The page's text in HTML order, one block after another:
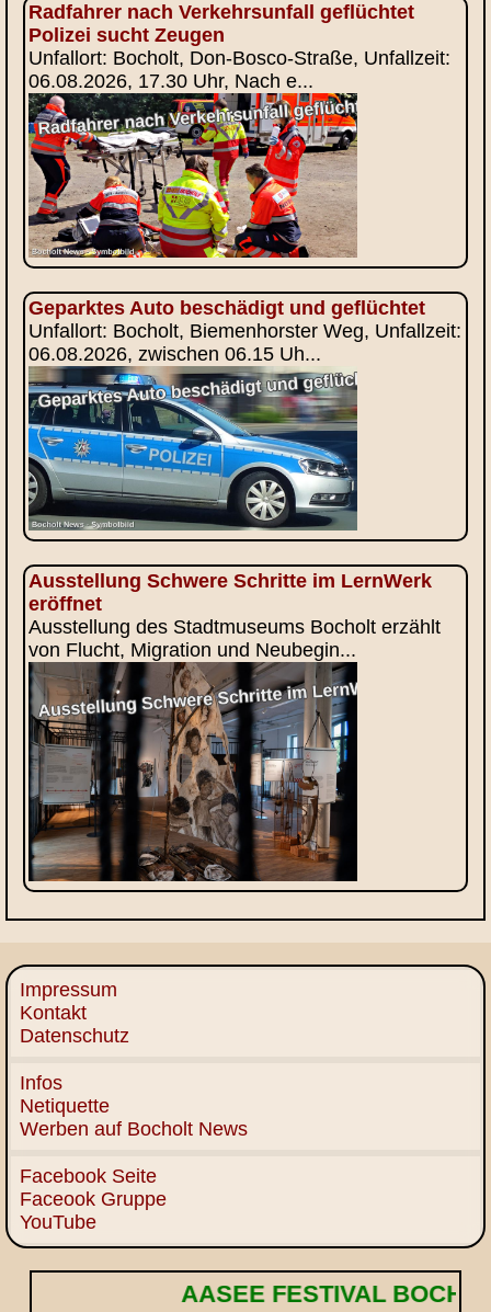
Radfahrer nach Verkehrsunfall geflüchtet
Polizei sucht Zeugen
Unfallort: Bocholt, Don-Bosco-Straße, Unfallzeit:
06.08.2026, 17.30 Uhr, Nach e...
Geparktes Auto beschädigt und geflüchtet
Unfallort: Bocholt, Biemenhorster Weg, Unfallzeit:
06.08.2026, zwischen 06.15 Uh...
Ausstellung Schwere Schritte im LernWerk
eröffnet
Ausstellung des Stadtmuseums Bocholt erzählt
von Flucht, Migration und Neubegin...
Impressum
Kontakt
Datenschutz
Infos
Netiquette
Werben auf Bocholt News
Facebook Seite
Faceook Gruppe
YouTube
AASEE FESTIVAL